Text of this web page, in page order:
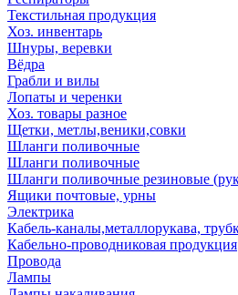
Текстильная продукция
Хоз. инвентарь
Шнуры, веревки
Вёдра
Грабли и вилы
Лопаты и черенки
Хоз. товары разное
Щетки, метлы,веники,совки
Шланги поливочные
Шланги поливочные
Шланги поливочные резиновые
Ящики почтовые, урны
Электрика
Кабель-каналы,металлорукава,
Кабельно-проводниковая продукция
Провода
Лампы